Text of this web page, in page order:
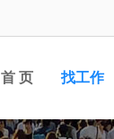
首 页 找工作